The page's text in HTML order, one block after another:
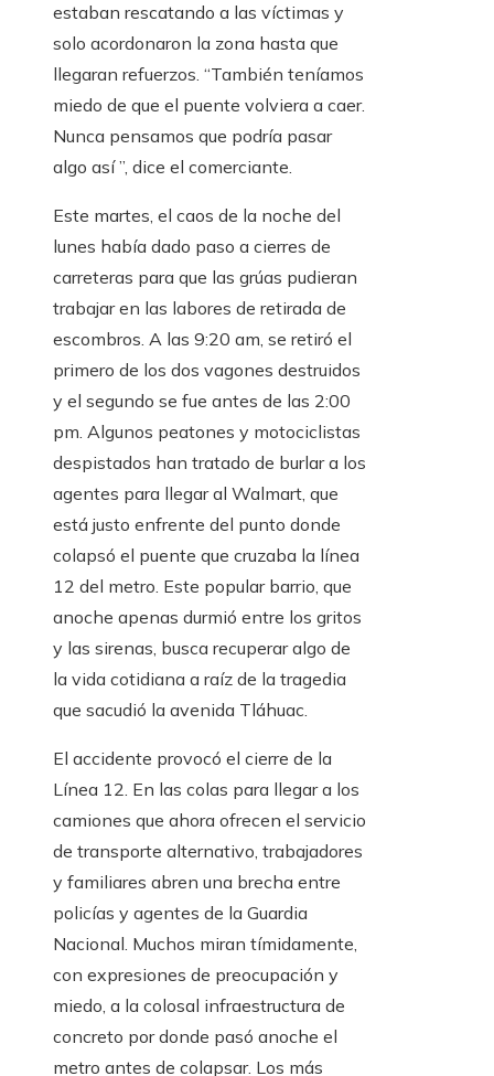
estaban rescatando a las víctimas y
solo acordonaron la zona hasta que
llegaran refuerzos. “También teníamos
miedo de que el puente volviera a caer.
Nunca pensamos que podría pasar
algo así ”, dice el comerciante.
Este martes, el caos de la noche del
lunes había dado paso a cierres de
carreteras para que las grúas pudieran
trabajar en las labores de retirada de
escombros. A las 9:20 am, se retiró el
primero de los dos vagones destruidos
y el segundo se fue antes de las 2:00
pm. Algunos peatones y motociclistas
despistados han tratado de burlar a los
agentes para llegar al Walmart, que
está justo enfrente del punto donde
colapsó el puente que cruzaba la línea
12 del metro. Este popular barrio, que
anoche apenas durmió entre los gritos
y las sirenas, busca recuperar algo de
la vida cotidiana a raíz de la tragedia
que sacudió la avenida Tláhuac.
El accidente provocó el cierre de la
Línea 12. En las colas para llegar a los
camiones que ahora ofrecen el servicio
de transporte alternativo, trabajadores
y familiares abren una brecha entre
policías y agentes de la Guardia
Nacional. Muchos miran tímidamente,
con expresiones de preocupación y
miedo, a la colosal infraestructura de
concreto por donde pasó anoche el
metro antes de colapsar. Los más